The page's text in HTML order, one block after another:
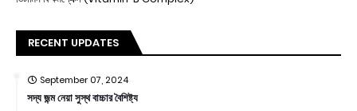
RECENT UPDATES
September 07, 2024
সদ্য জন্ম নেয়া সুস্থ বাচ্চার বৈশিষ্ট্য